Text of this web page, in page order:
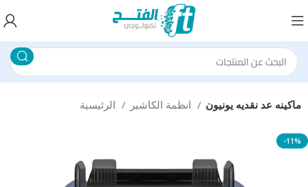
ماكينه عد نقديه يونيون
-11%